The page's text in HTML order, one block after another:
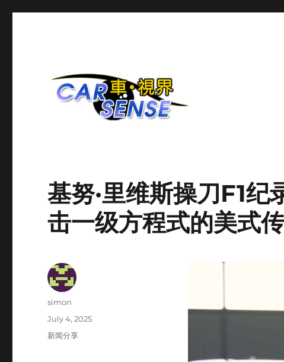
基努·里维斯操刀F1
击一级方程式的美式
Author
simon
Posted
on
July 4, 2025
Categories
新闻分享